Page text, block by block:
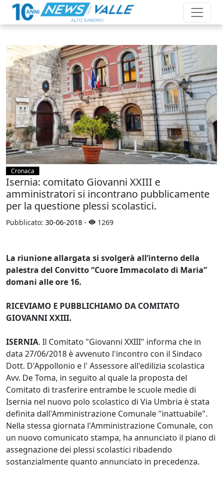
Cronaca
Isernia: comitato Giovanni XXIII e
amministratori si incontrano pubblicamente
per la questione plessi scolastici.
Pubblicato: 30-06-2018 - 1269
La riunione allargata si svolgerà all’interno della
palestra del Convitto “Cuore Immacolato di Maria”
domani alle ore 16.
RICEVIAMO E PUBBLICHIAMO DA COMITATO
GIOVANNI XXIII.
ISERNIA. Il Comitato "Giovanni XXIII" informa che in
data 27/06/2018 è avvenuto l'incontro con il Sindaco
Dott. D'Appollonio e l' Assessore all'edilizia scolastica
Avv. De Toma, in seguito al quale la proposta del
Comitato di trasferire entrambe le scuole medie di
Isernia nel nuovo polo scolastico di Via Umbria è stata
definita dall'Amministrazione Comunale "inattuabile".
Nella stessa giornata l'Amministrazione Comunale, con
un nuovo comunicato stampa, ha annunciato il piano di
assegnazione dei plessi scolastici ribadendo
sostanzialmente quanto annunciato in precedenza.